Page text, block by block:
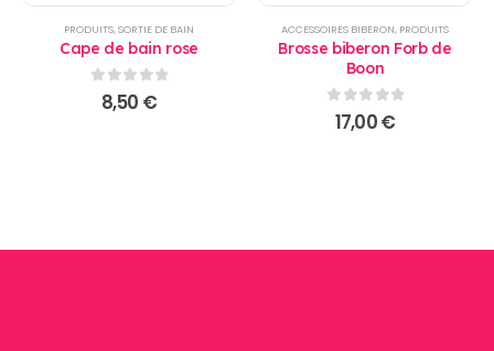
PRODUITS,SORTIE DE BAIN
Cape de bain rose
sur 5
8,50 €
ACCESSOIRES BIBERON, PRODUITS
Brosse biberon Forb de
Boon
0sur 5
17,00€